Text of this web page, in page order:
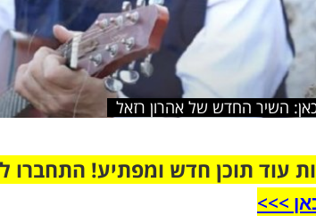
השיר החדש של אהרון רזאל
עוד תוכן חדש ומפתיע! התחברו
>>>​